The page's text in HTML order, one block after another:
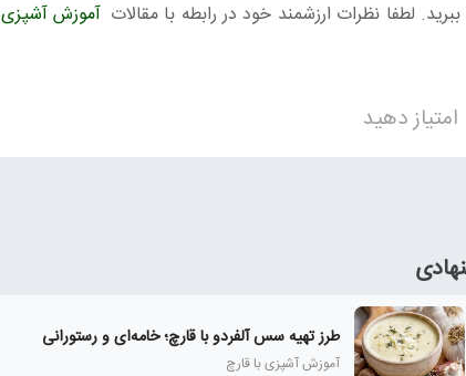
لطفا نظرات ارزشمند خود در رابطه با مقالات آموزش آشپزی
امتیاز دهید
طرز تهیه سس آلفردو با قارچ؛ خامه‌ای و رستورانی
آموزش آشپزی با قارچ